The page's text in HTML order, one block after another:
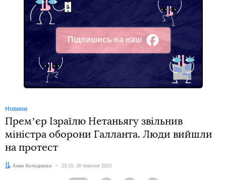
Підпишись на наш
Facebook
Новини
Премʼєр Ізраїлю Нетаньягу звільнив
міністра оборони Галланта. Люди вийшли
на протест
Автор:
Анна Холоднова Дата:
23:33, 26 березня 2023